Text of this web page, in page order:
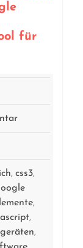
für
,css3,
,
,
,